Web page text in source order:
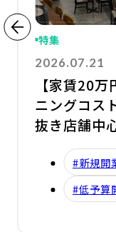
特集
2026.07.21
【家賃20
ニングコス
抜き店舗中
#新規開
#低予算